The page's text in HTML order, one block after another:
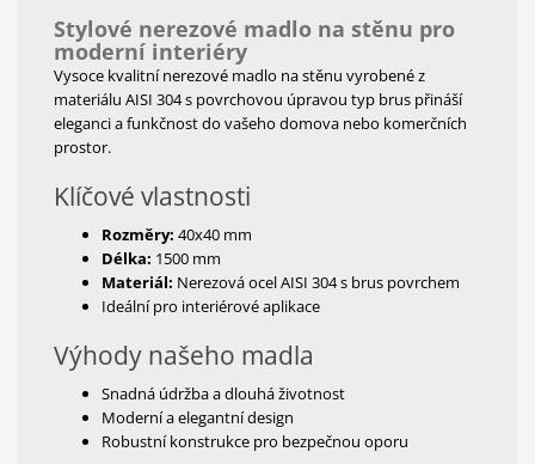
Stylové nerezové madlo na stěnu pro
moderní interiéry
Vysoce kvalitní nerezové madlo na stěnu vyrobené z
materiálu AISI 304 s povrchovou úpravou typ brus přináší
eleganci a funkčnost do vašeho domova nebo komerčních
prostor.
Klíčové vlastnosti
Rozměry: 40x40 mm
Délka: 1500 mm
Materiál: Nerezová ocel AISI 304 s brus povrchem
Ideální pro interiérové aplikace
Výhody našeho madla
Snadná údržba a dlouhá životnost
Moderní a elegantní design
Robustní konstrukce pro bezpečnou oporu